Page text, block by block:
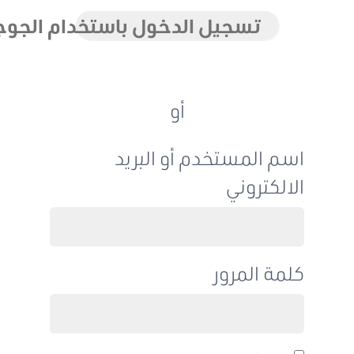
تسجيل الدخول باستخدام الجوجل
اسم المستخدم أو البريد
الالكتروني
كلمة المرور